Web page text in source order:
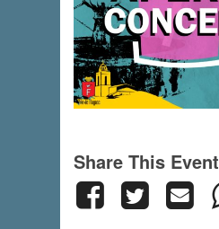
Share This Event